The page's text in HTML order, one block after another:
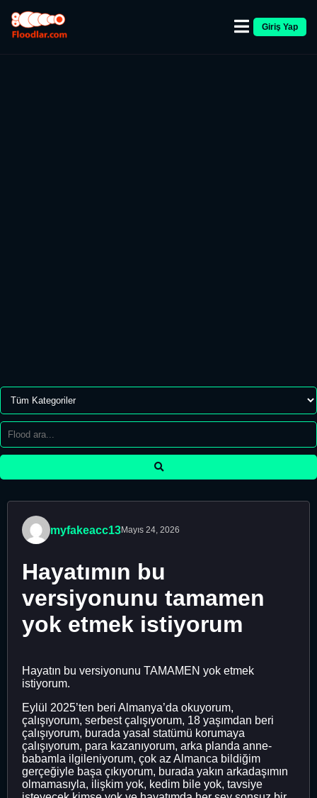
Giriş Yap
myfakeacc13Mayıs 24, 2026
Hayatımın bu
versiyonunu tamamen
yok etmek istiyorum
Hayatın bu versiyonunu TAMAMEN yok etmek
istiyorum.
Eylül 2025’ten beri Almanya’da okuyorum,
çalışıyorum, serbest çalışıyorum, 18 yaşımdan beri
çalışıyorum, burada yasal statümü korumaya
çalışıyorum, para kazanıyorum, arka planda anne-
babamla ilgileniyorum, çok az Almanca bildiğim
gerçeğiyle başa çıkıyorum, burada yakın arkadaşımın
olmamasıyla, ilişkim yok, kedim bile yok, tavsiye